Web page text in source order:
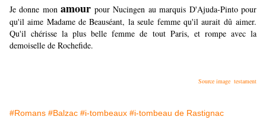
Je donne monamour pour Nucingen au marquis D'Ajuda-Pinto pour
qu'il aime Madame de Beauséant, la seule femme qu'il aurait dû aimer.
Qu'il chérisse la plus belle femme de tout Paris, et rompe avec la
demoiselle de Rochefide.
Source image testament
#Romans #Balzac #i-tombeaux #i-tombeau de Rastignac